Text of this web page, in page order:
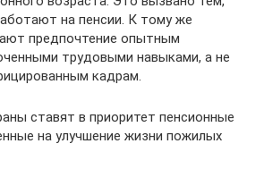
на пенсии. К тому же
предпочтение опытным
трудовыми навыками, а не
кадрам.
ставят в приоритет пенсионные
на улучшение жизни пожилых